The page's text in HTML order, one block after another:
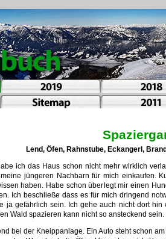
Lend, Öfen, Rahnstube, Eckangerl,
ich das Haus schon nicht mehr wirklich
jüngeren Nachbarn für mich einkaufen.
haben. Habe schon überlegt mir einen
Ich beschließe dass es für mich dringend
ja gefährlich sein. Ich gehe auch nicht dort
Wald spazieren kann nicht so ansteckend sein.
bei der Kneippanlage. Ein Auto steht schon